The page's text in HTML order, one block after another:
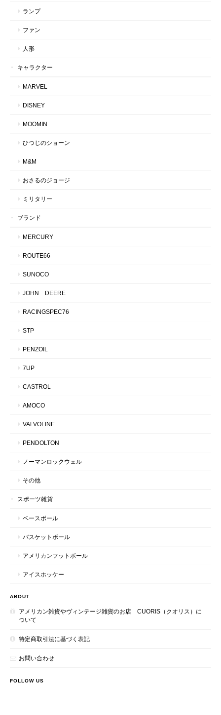
ランプ
ファン
人形
キャラクター
MARVEL
DISNEY
MOOMIN
ひつじのショーン
M&M
おさるのジョージ
ミリタリー
ブランド
MERCURY
ROUTE66
SUNOCO
JOHN DEERE
RACINGSPEC76
STP
PENZOIL
7UP
CASTROL
AMOCO
VALVOLINE
PENDOLTON
ノーマンロックウェル
その他
スポーツ雑貨
ベースボール
バスケットボール
アメリカンフットボール
アイスホッケー
ABOUT
アメリカン雑貨やヴィンテージ雑貨のお店 CUORIS（クオリス）に
ついて
特定商取引法に基づく表記
お問い合わせ
FOLLOW US